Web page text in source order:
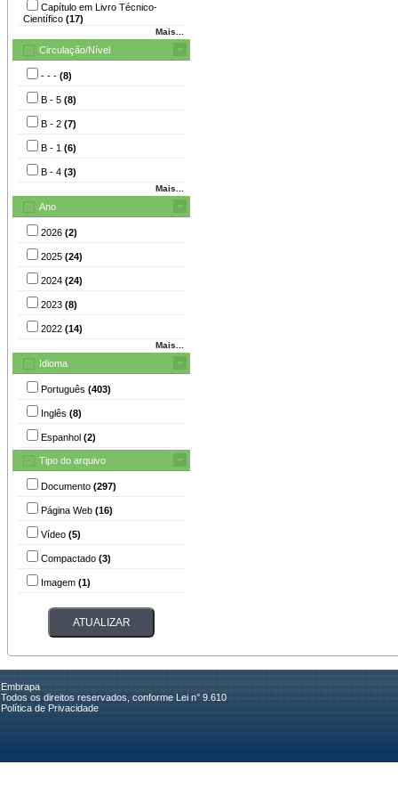
Capítulo em Livro Técnico-
Científico (17)
Mais...
Circulação/Nível
- - - (8)
B - 5 (8)
B - 2 (7)
B - 1 (6)
B - 4 (3)
Mais...
Ano
2026 (2)
2025 (24)
2024 (24)
2023 (8)
2022 (14)
Mais...
Idioma
Português (403)
Inglês (8)
Espanhol (2)
Tipo do arquivo
Documento (297)
Página Web (16)
Vídeo (5)
Compactado (3)
Imagem (1)
Embrapa
Todos os direitos reservados, conforme Lei n° 9.610
Política de Privacidade